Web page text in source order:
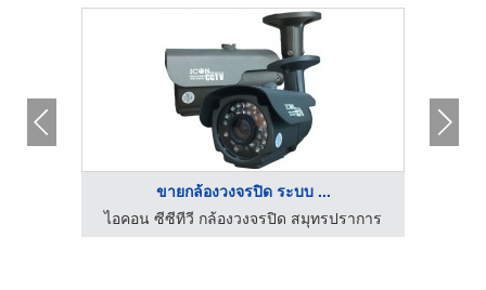
ขายกล้องวงจรปิด ระบบ ...
ไอคอน ซีซีทีวี กล้องวงจรปิด สมุทรปราการ